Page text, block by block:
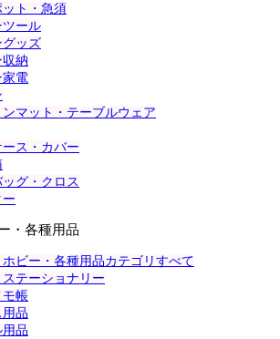
ット・急須
ツール
グッズ
納
家電
ンマット・テーブルウェア
ス・カバー
グ・クロス
ー
・各種用品
ビー・各種用品カテゴリすべて
テーショナリー
モ帳
品
用品